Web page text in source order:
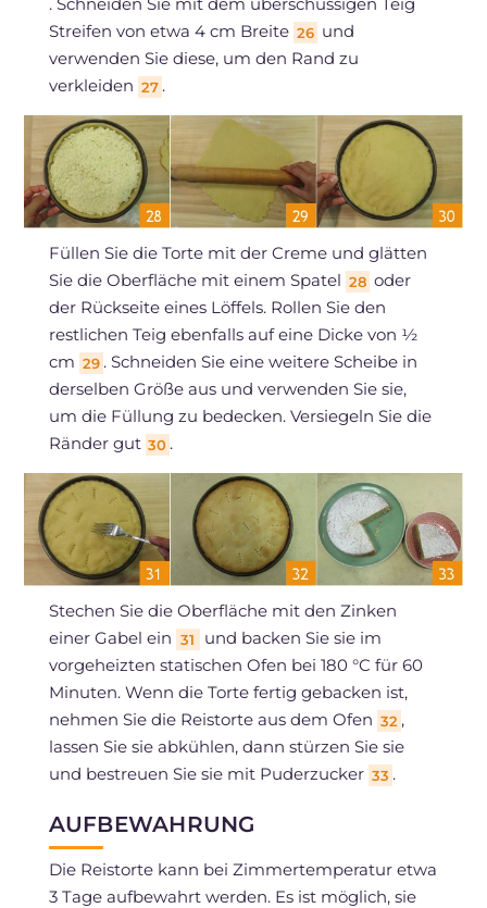
Streifen von etwa 4 cm Breite 26 und
verwenden Sie diese, um den Rand zu
verkleiden 27 .
Füllen Sie die Torte mit der Creme und glätten
Sie die Oberfläche mit einem Spatel 28 oder
der Rückseite eines Löffels. Rollen Sie den
restlichen Teig ebenfalls auf eine Dicke von ½
cm 29 . Schneiden Sie eine weitere Scheibe in
derselben Größe aus und verwenden Sie sie,
um die Füllung zu bedecken. Versiegeln Sie die
Ränder gut 30 .
Stechen Sie die Oberfläche mit den Zinken
einer Gabel ein 31
und backen Sie sie im
vorgeheizten statischen Ofen bei 180 °C für 60
Minuten. Wenn die Torte fertig gebacken ist,
nehmen Sie die Reistorte aus dem Ofen 32 ,
lassen Sie sie abkühlen, dann stürzen Sie sie
und bestreuen Sie sie mit Puderzucker 33 .
AUFBEWAHRUNG
Die Reistorte kann bei Zimmertemperatur etwa
3 Tage aufbewahrt werden. Es ist möglich, sie